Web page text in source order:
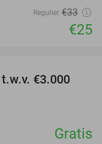
Regulier €33
€25
€3.000
Gratis